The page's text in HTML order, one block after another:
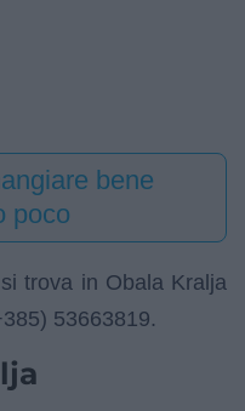
bene
poco
trova in Obala Kralja
53663819.